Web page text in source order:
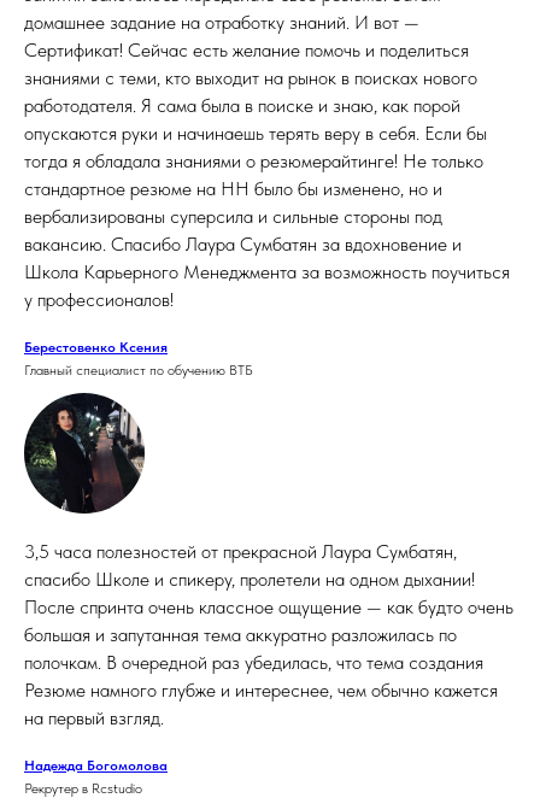
домашнее задание на отработку знаний. И вот —
Сертификат! Сейчас есть желание помочь и поделиться
знаниями с теми, кто выходит на рынок в поисках нового
работодателя. Я сама была в поиске и знаю, как порой
опускаются руки и начинаешь терять веру в себя. Если бы
тогда я обладала знаниями о резюмерайтинге! Не только
стандартное резюме на HH было бы изменено, но и
вербализированы суперсила и сильные стороны под
вакансию. Спасибо Лаура Сумбатян за вдохновение и
Школа Карьерного Менеджмента за возможность поучиться
у профессионалов!
Берестовенко Ксения
Главный специалист по обучению ВТБ
3,5 часа полезностей от прекрасной Лаура Сумбатян,
спасибо Школе и спикеру, пролетели на одном дыхании!
После спринта очень классное ощущение — как будто очень
большая и запутанная тема аккуратно разложилась по
полочкам. В очередной раз убедилась, что тема создания
Резюме намного глубже и интереснее, чем обычно кажется
на первый взгляд.
Надежда Богомолова
Рекрутер в Rcstudio